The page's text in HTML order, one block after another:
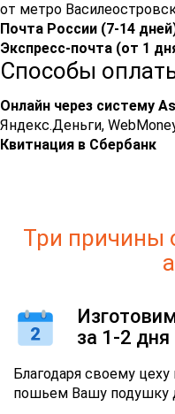
от метро
Почта России (7-14
Экспресс-почта (от 1
Способы
Онлайн через систему
Яндекс.Деньги,
Квитнация в Сбербанк
Три причины
за 1-2 дня
Благодаря своему
пошьем Вашу подушку